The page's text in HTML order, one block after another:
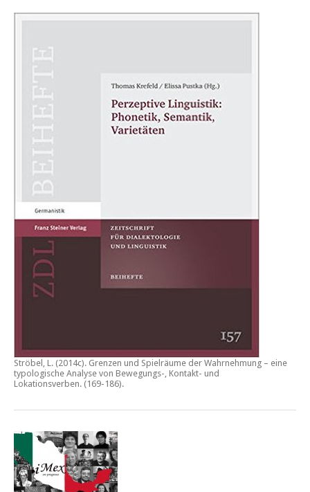
Ströbel, L. (2014c). Grenzen und Spielräume der Wahrnehmung – eine
typologische Analyse von Bewegungs-, Kontakt- und
Lokationsverben. (169-186).